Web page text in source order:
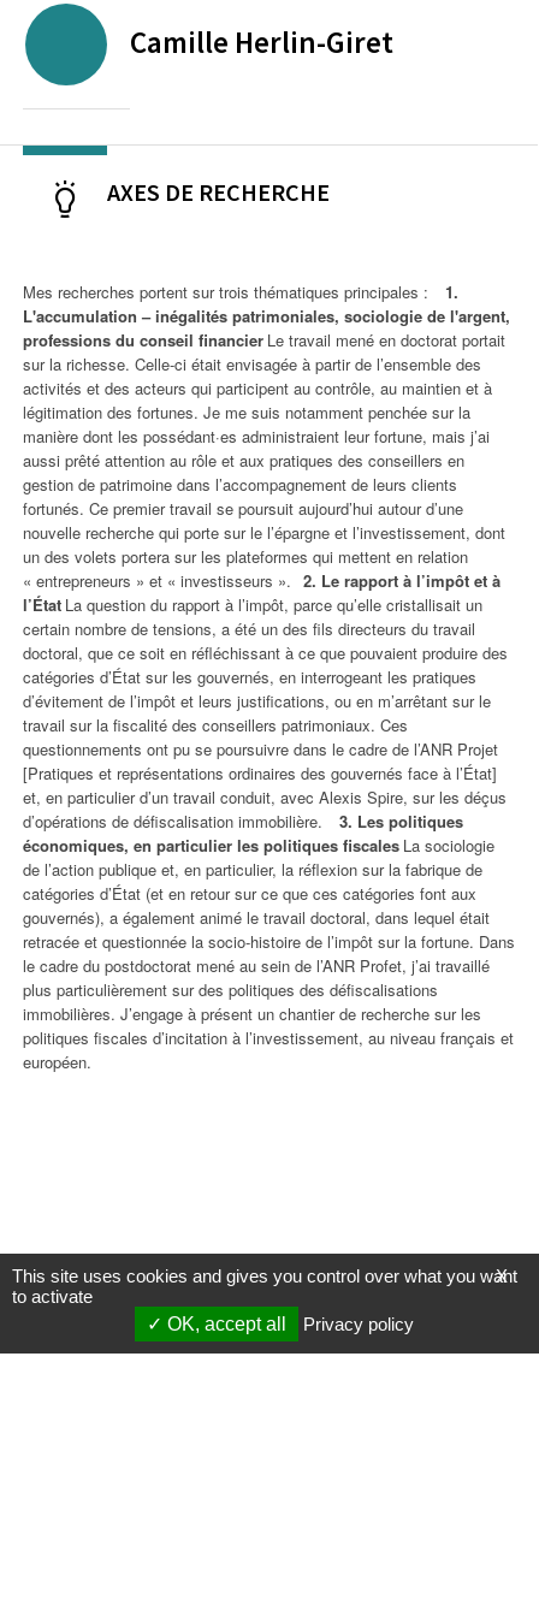
Camille Herlin-Giret
AXES DE RECHERCHE
Mes recherches portent sur trois thématiques principales :
1.
L'accumulation – inégalités patrimoniales, sociologie de l'argent,
professions du conseil financier Le travail mené en doctorat portait
sur la richesse. Celle-ci était envisagée à partir de l’ensemble des
activités et des acteurs qui participent au contrôle, au maintien et à
légitimation des fortunes. Je me suis notamment penchée sur la
manière dont les possédant·es administraient leur fortune, mais j’ai
aussi prêté attention au rôle et aux pratiques des conseillers en
gestion de patrimoine dans l’accompagnement de leurs clients
fortunés. Ce premier travail se poursuit aujourd’hui autour d’une
nouvelle recherche qui porte sur le l’épargne et l’investissement, dont
un des volets portera sur les plateformes qui mettent en relation
« entrepreneurs » et « investisseurs ». 2. Le rapport à l’impôt et à
l’État La question du rapport à l’impôt, parce qu’elle cristallisait un
certain nombre de tensions, a été un des fils directeurs du travail
doctoral, que ce soit en réfléchissant à ce que pouvaient produire des
catégories d’État sur les gouvernés, en interrogeant les pratiques
d’évitement de l’impôt et leurs justifications, ou en m’arrêtant sur le
travail sur la fiscalité des conseillers patrimoniaux. Ces
questionnements ont pu se poursuivre dans le cadre de l’ANR Projet
[Pratiques et représentations ordinaires des gouvernés face à l’État]
et, en particulier d’un travail conduit, avec Alexis Spire, sur les déçus
d’opérations de défiscalisation immobilière.
3. Les politiques
économiques, en particulier les politiques fiscales La sociologie
de l’action publique et, en particulier, la réflexion sur la fabrique de
catégories d’État (et en retour sur ce que ces catégories font aux
gouvernés), a également animé le travail doctoral, dans lequel était
retracée et questionnée la socio-histoire de l’impôt sur la fortune. Dans
le cadre du postdoctorat mené au sein de l’ANR Profet, j’ai travaillé
plus particulièrement sur des politiques des défiscalisations
immobilières. J’engage à présent un chantier de recherche sur les
politiques fiscales d’incitation à l’investissement, au niveau français et
européen.
X
This site uses cookies and gives you control over what you want
to activate
OK, accept all
Privacy policy